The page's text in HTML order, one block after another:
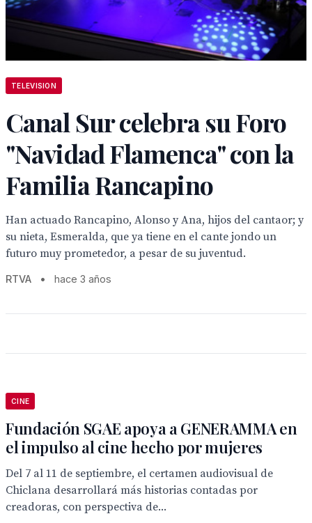
TELEVISION
Canal Sur celebra su Foro
"Navidad Flamenca" con la
Familia Rancapino
Han actuado Rancapino, Alonso y Ana, hijos del cantaor; y
su nieta, Esmeralda, que ya tiene en el cante jondo un
futuro muy prometedor, a pesar de su juventud.
RTVA • hace 3 años
CINE
Fundación SGAE apoya a GENERAMMA en
el impulso al cine hecho por mujeres
Del 7 al 11 de septiembre, el certamen audiovisual de
Chiclana desarrollará más historias contadas por
creadoras, con perspectiva de...